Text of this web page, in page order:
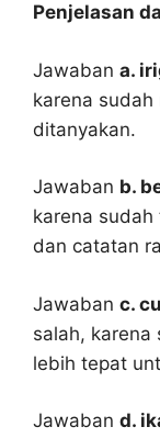
Penjelasan
Jawaban a.
karena sudah
ditanyakan.
Jawaban b.
karena
dan catatan
Jawaban c.
salah, karena
lebih tepat
Jawaban d.